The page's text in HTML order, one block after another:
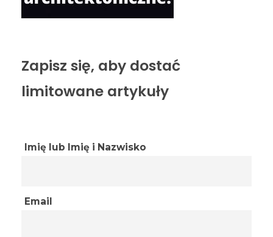
Zapisz się, aby dostać
limitowane artykuły
Imię lub Imię i Nazwisko
Email